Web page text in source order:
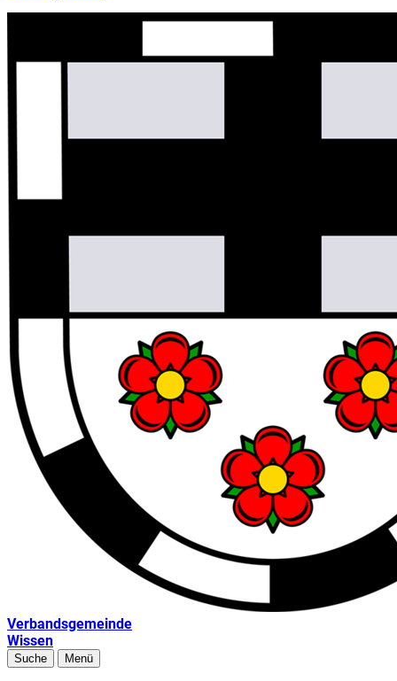
Verbandsgemeinde
Wissen
Suche Menü